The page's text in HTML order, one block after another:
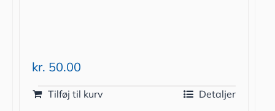
kr. 50.00
Tilføj til kurv Detaljer